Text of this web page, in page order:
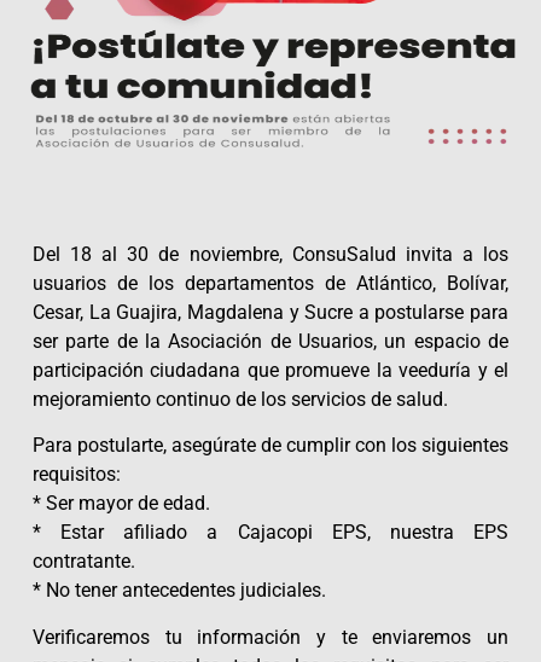
Del 18 al 30 de noviembre, ConsuSalud invita a los
usuarios de los departamentos de Atlántico, Bolívar,
Cesar, La Guajira, Magdalena y Sucre a postularse para
ser parte de la Asociación de Usuarios, un espacio de
participación ciudadana que promueve la veeduría y el
mejoramiento continuo de los servicios de salud.
Para postularte, asegúrate de cumplir con los siguientes
requisitos:
* Ser mayor de edad.
* Estar afiliado a Cajacopi EPS, nuestra EPS
contratante.
* No tener antecedentes judiciales.
Verificaremos tu información y te enviaremos un